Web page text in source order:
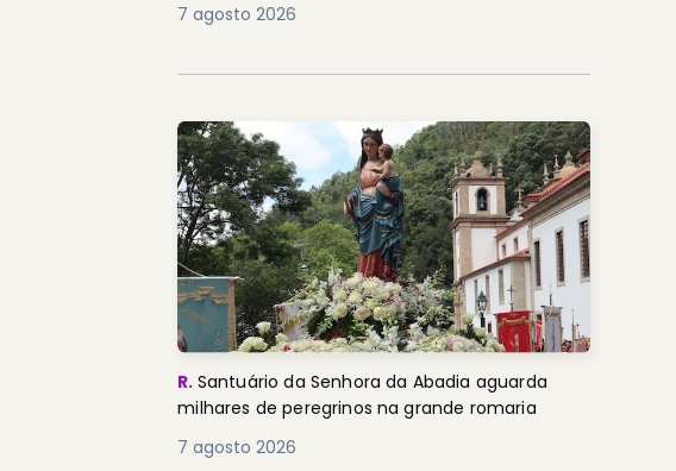
7 agosto 2026
R. Santuário da Senhora da Abadia aguarda
milhares de peregrinos na grande romaria
7 agosto 2026